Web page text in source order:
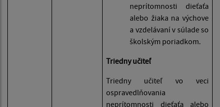
neprítomnosti dieťaťa
alebo žiaka na výchove
a vzdelávaní v súlade so
školským poriadkom.
Triedny učiteľ
Triedny učiteľ vo veci
ospravedlňovania
neprítomnosti dieťaťa alebo